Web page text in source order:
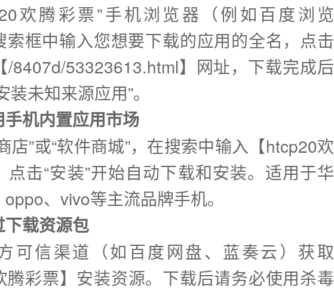
欢腾彩票”手机浏览器（例如百度浏览
索框中输入您想要下载的应用的全名，点击
/8407d/53323613.html】网址，下载完成后
装未知来源应用”。
机内置应用市场
店”或“软件商城”，在搜索中输入【htcp20欢
点击“安装”开始自动下载和安装。适用于华
、vivo等主流品牌手机。
载资源包
可信渠道（如百度网盘、蓝奏云）获取
腾彩票】安装资源。下载后请务必使用杀毒